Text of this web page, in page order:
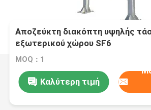
Αποζεύκτη διακόπτη υψηλής
εξωτερικού χώρου SF6
MOQ：1
Καλύτερη τιμή